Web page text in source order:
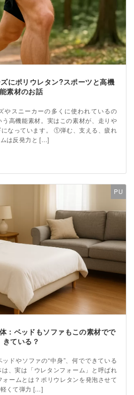
にポリウレタン?スポーツと高機
能素材のお話
やスニーカーの多くに使われているの
高機能素材。実はこの素材が、走りや
なっています。 ①弾む、支える、疲れ
は反発力と […]
PU
：ベッドもソファもこの素材でで
きている？
ドやソファの“中身”、何でできている
、実は「ウレタンフォーム」と呼ばれ
ームとは？ポリウレタンを発泡させて
くて弾力 […]